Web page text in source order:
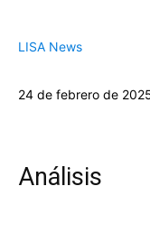
LISA News
24 de febrero de
Análisis